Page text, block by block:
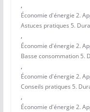
,
Économie d'énergie 2.
Astuces pratiques 5.
,
Économie d'énergie 2.
Basse consommation 5.
,
Économie d'énergie 2.
Conseils pratiques 5.
,
Économie d'énergie 2.